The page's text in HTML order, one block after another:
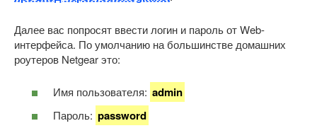
Далее вас попросят ввести логин и пароль от Web-
интерфейса. По умолчанию на большинстве домашних
роутеров Netgear это:
Имя пользователя: admin
Пароль: password